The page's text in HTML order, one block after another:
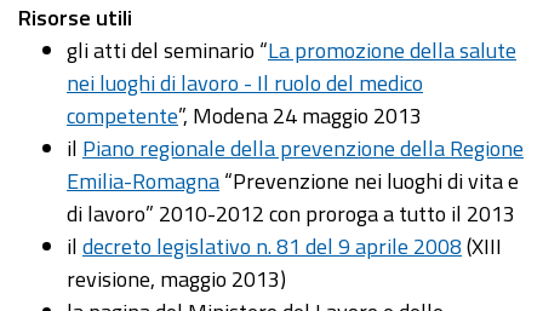
Risorse utili
gli atti del seminario “La promozione della salute
nei luoghi di lavoro - Il ruolo del medico
competente”, Modena 24 maggio 2013
il Piano regionale della prevenzione della Regione
Emilia-Romagna“Prevenzione nei luoghi di vita e
di lavoro” 2010-2012 con proroga a tutto il 2013
ildecreto legislativo n. 81 del 9 aprile 2008(XIII
revisione, maggio 2013)